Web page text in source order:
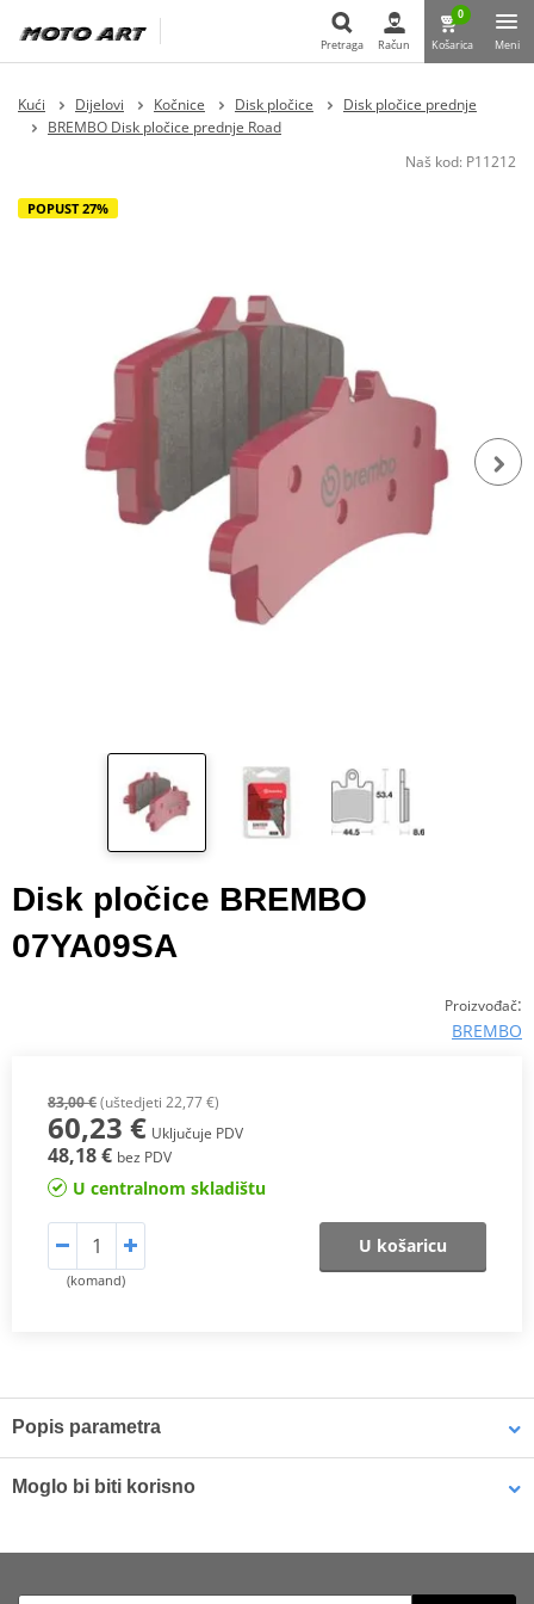
Pretraga
Pretraga Račun
0
Košarica Meni
Kući Dijelovi Kočnice Disk pločice
Disk pločice prednje
BREMBO Disk pločice prednje Road
Naš kod: P11212
POPUST 27%
Disk pločice BREMBO
07YA09SA
Proizvođač:
BREMBO
83,00 €(uštedjeti 22,77 €)
60,23 € Uključuje PDV
48,18 € bez PDV
U centralnom skladištu
(komand)
U košaricu
Popis parametra
Moglo bi biti korisno
ml (ideal for workshops)